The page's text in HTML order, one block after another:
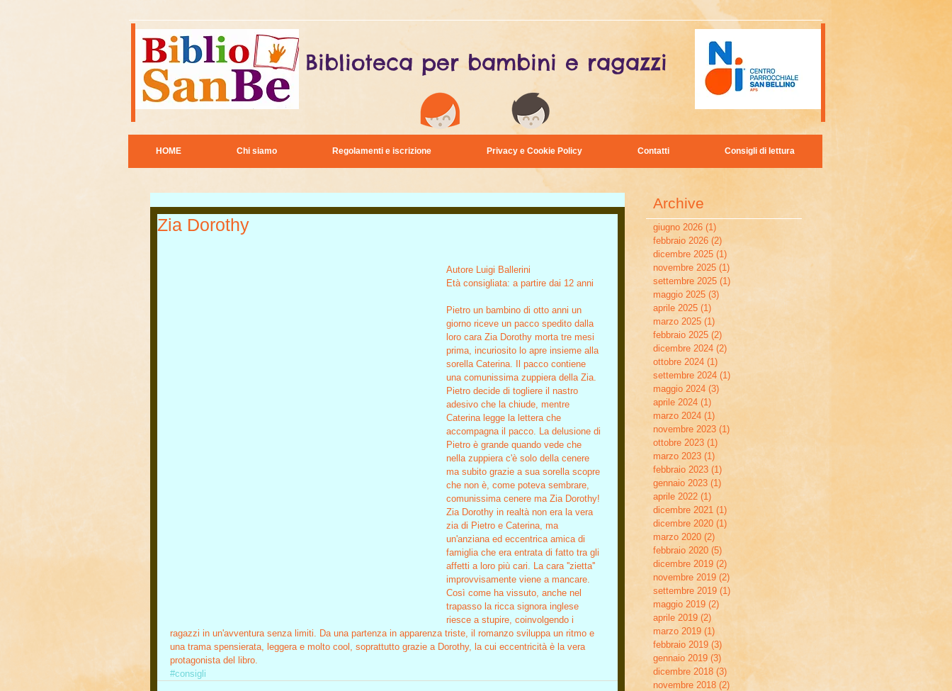
Biblioteca per bambini e ragazzi
HOME Chi siamo Regolamenti e iscrizione Privacy e Cookie Policy Contatti Consigli di lettura
Zia Dorothy
Autore Luigi Ballerini
Età consigliata: a partire dai 12 anni
Pietro un bambino di otto anni un
giorno riceve un pacco spedito dalla
loro cara Zia Dorothy morta tre mesi
prima, incuriosito lo apre insieme alla
sorella Caterina. Il pacco contiene
una comunissima zuppiera della Zia.
Pietro decide di togliere il nastro
adesivo che la chiude, mentre
Caterina legge la lettera che
accompagna il pacco. La delusione di
Pietro è grande quando vede che
nella zuppiera c'è solo della cenere
ma subito grazie a sua sorella scopre
che non è, come poteva sembrare,
comunissima cenere ma Zia Dorothy!
Zia Dorothy in realtà non era la vera
zia di Pietro e Caterina, ma
un'anziana ed eccentrica amica di
famiglia che era entrata di fatto tra gli
affetti a loro più cari. La cara ''zietta''
improvvisamente viene a mancare.
Così come ha vissuto, anche nel
trapasso la ricca signora inglese
riesce a stupire, coinvolgendo i
ragazzi in un'avventura senza limiti. Da una partenza in apparenza triste, il romanzo sviluppa un ritmo e
una trama spensierata, leggera e molto cool, soprattutto grazie a Dorothy, la cui eccentricità è la vera
protagonista del libro.
#consigli
Archive
giugno 2026 (1)
febbraio 2026 (2)
dicembre 2025 (1)
novembre 2025 (1)
settembre 2025 (1)
maggio 2025 (3)
aprile 2025 (1)
marzo 2025 (1) 1 post
febbraio 2025 (2)
dicembre 2024 (2)
ottobre 2024 (1)
settembre 2024 (1)
maggio 2024 (3)
aprile 2024 (1)
marzo 2024 (1)
novembre 2023 (1)
ottobre 2023 (1)
marzo 2023 (1)
febbraio 2023 (1)
gennaio 2023 (1)
aprile 2022 (1)
dicembre 2021 (1)
dicembre 2020 (1)
marzo 2020 (2)
febbraio 2020 (5)
dicembre 2019 (2)
novembre 2019 (2)
settembre 2019 (1)
maggio 2019 (2)
aprile 2019 (2)2 post
marzo 2019 (1)
febbraio 2019 (3)
gennaio 2019 (3) 3 post
dicembre 2018 (3)
novembre 2018 (2)